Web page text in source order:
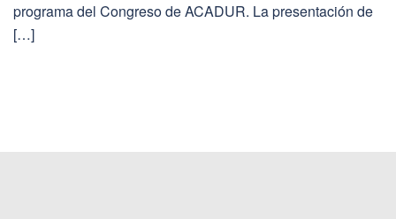
programa del Congreso de ACADUR. La presentación de
[…]